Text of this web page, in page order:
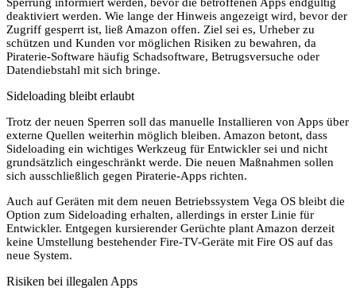
deaktiviert werden. Wie lange der Hinweis angezeigt wird, bevor der
Zugriff gesperrt ist, ließ Amazon offen. Ziel sei es, Urheber zu
schützen und Kunden vor möglichen Risiken zu bewahren, da
Piraterie-Software häufig Schadsoftware, Betrugsversuche oder
Datendiebstahl mit sich bringe.
Sideloading bleibt erlaubt
Trotz der neuen Sperren soll das manuelle Installieren von Apps über
externe Quellen weiterhin möglich bleiben. Amazon betont, dass
Sideloading ein wichtiges Werkzeug für Entwickler sei und nicht
grundsätzlich eingeschränkt werde. Die neuen Maßnahmen sollen
sich ausschließlich gegen Piraterie-Apps richten.
Auch auf Geräten mit dem neuen Betriebssystem Vega OS bleibt die
Option zum Sideloading erhalten, allerdings in erster Linie für
Entwickler. Entgegen kursierender Gerüchte plant Amazon derzeit
keine Umstellung bestehender Fire-TV-Geräte mit Fire OS auf das
neue System.
Risiken bei illegalen Apps